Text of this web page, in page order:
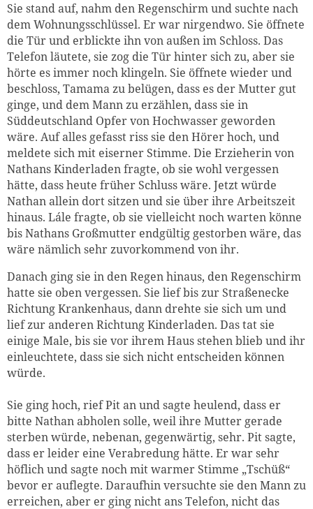
Sie stand auf, nahm den Regenschirm und suchte nach
dem Wohnungsschlüssel. Er war nirgendwo. Sie öffnete
die Tür und erblickte ihn von außen im Schloss. Das
Telefon läutete, sie zog die Tür hinter sich zu, aber sie
hörte es immer noch klingeln. Sie öffnete wieder und
beschloss, Tamama zu belügen, dass es der Mutter gut
ginge, und dem Mann zu erzählen, dass sie in
Süddeutschland Opfer von Hochwasser geworden
wäre. Auf alles gefasst riss sie den Hörer hoch, und
meldete sich mit eiserner Stimme. Die Erzieherin von
Nathans Kinderladen fragte, ob sie wohl vergessen
hätte, dass heute früher Schluss wäre. Jetzt würde
Nathan allein dort sitzen und sie über ihre Arbeitszeit
hinaus. Lále fragte, ob sie vielleicht noch warten könne
bis Nathans Großmutter endgültig gestorben wäre, das
wäre nämlich sehr zuvorkommend von ihr.
Danach ging sie in den Regen hinaus, den Regenschirm
hatte sie oben vergessen. Sie lief bis zur Straßenecke
Richtung Krankenhaus, dann drehte sie sich um und
lief zur anderen Richtung Kinderladen. Das tat sie
einige Male, bis sie vor ihrem Haus stehen blieb und ihr
einleuchtete, dass sie sich nicht entscheiden können
würde.
Sie ging hoch, rief Pit an und sagte heulend, dass er
bitte Nathan abholen solle, weil ihre Mutter gerade
sterben würde, nebenan, gegenwärtig, sehr. Pit sagte,
dass er leider eine Verabredung hätte. Er war sehr
höflich und sagte noch mit warmer Stimme „Tschüß“
bevor er auflegte. Daraufhin versuchte sie den Mann zu
erreichen, aber er ging nicht ans Telefon, nicht das